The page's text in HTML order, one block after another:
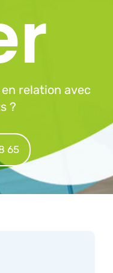
relation avec
?
65